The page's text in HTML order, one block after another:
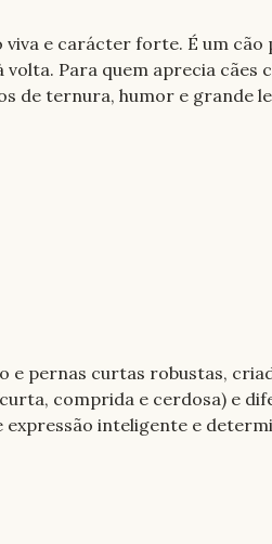
e carácter forte. É um cão
Para quem aprecia cães
de ternura, humor e grande
pernas curtas robustas,
comprida e cerdosa) e
expressão inteligente e